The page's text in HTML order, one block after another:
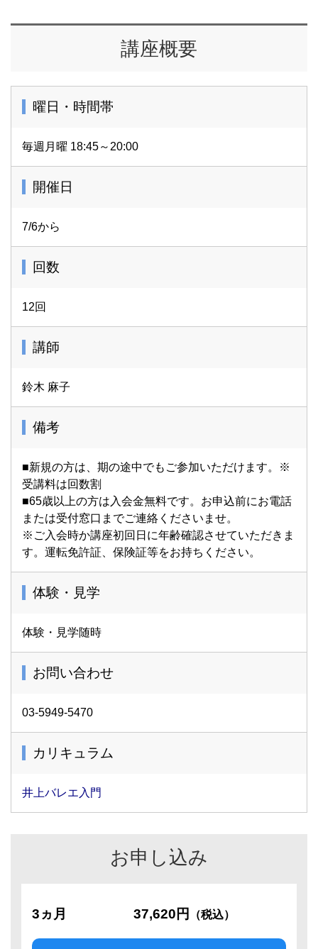
講座概要
曜日・時間帯
毎週月曜 18:45～20:00
開催日
7/6から
回数
12回
講師
鈴木 麻子
備考
■新規の方は、期の途中でもご参加いただけます。※
受講料は回数割
■65歳以上の方は入会金無料です。お申込前にお電話
または受付窓口までご連絡くださいませ。
※ご入会時か講座初回日に年齢確認させていただきま
す。運転免許証、保険証等をお持ちください。
体験・見学
体験・見学随時
お問い合わせ
03-5949-5470
カリキュラム
井上バレエ入門
お申し込み
3ヵ月 37,620円 （税込）